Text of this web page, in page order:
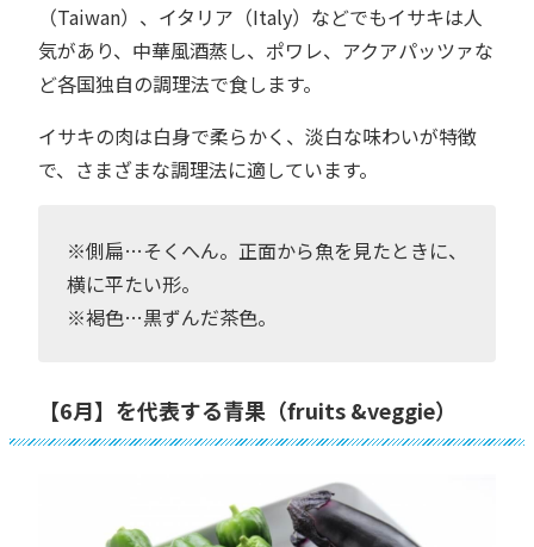
（Taiwan）、イタリア（Italy）などでもイサキは人
気があり、中華風酒蒸し、ポワレ、アクアパッツァな
ど各国独自の調理法で食します。
イサキの肉は白身で柔らかく、淡白な味わいが特徴
で、さまざまな調理法に適しています。
※側扁…そくへん。正面から魚を見たときに、
横に平たい形。
※褐色…黒ずんだ茶色。
【6月】を代表する青果（fruits &veggie）